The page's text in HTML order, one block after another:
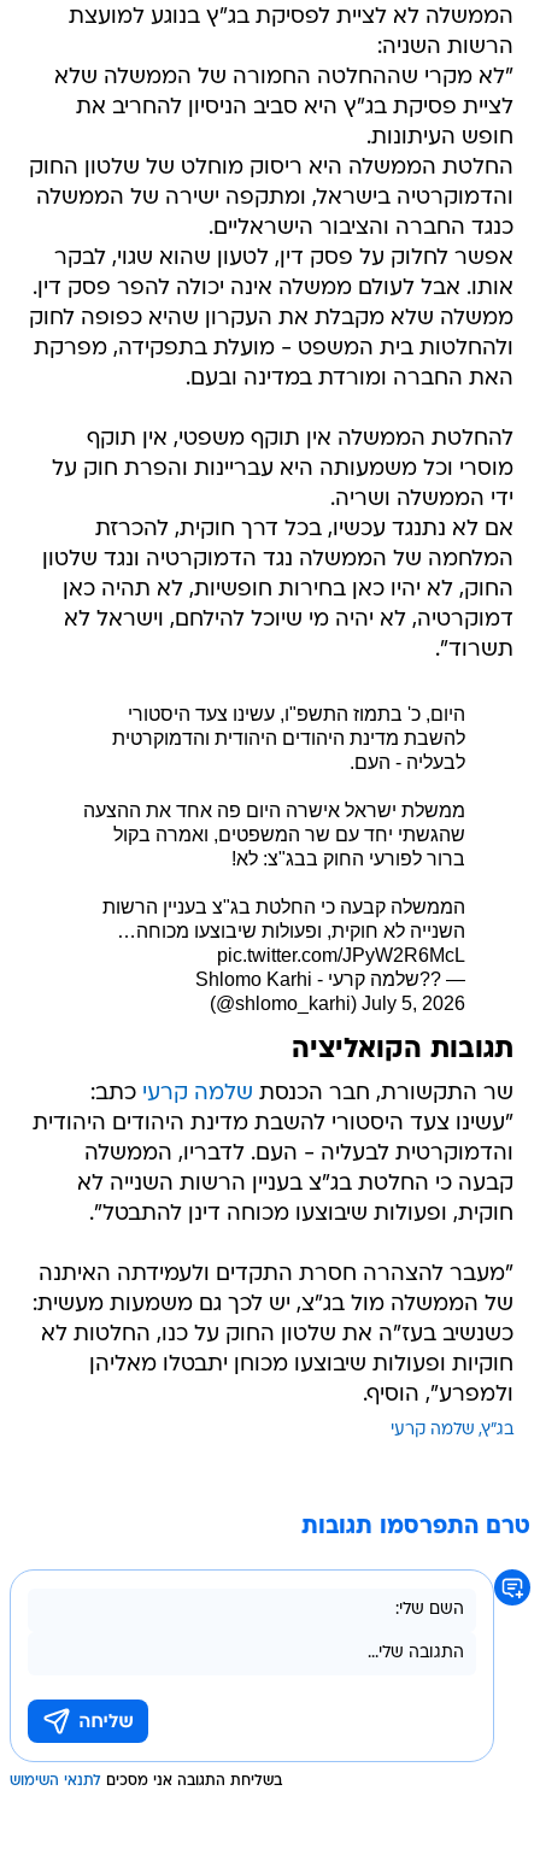
הממשלה לא לציית לפסיקת בג"ץ בנוגע למועצת
הרשות השניה:
"לא מקרי שההחלטה החמורה של הממשלה שלא
לציית פסיקת בג"ץ היא סביב הניסיון להחריב את
חופש העיתונות.
החלטת הממשלה היא ריסוק מוחלט של שלטון החוק
והדמוקרטיה בישראל, ומתקפה ישירה של הממשלה
כנגד החברה והציבור הישראליים.
אפשר לחלוק על פסק דין, לטעון שהוא שגוי, לבקר
אותו. אבל לעולם ממשלה אינה יכולה להפר פסק דין.
ממשלה שלא מקבלת את העקרון שהיא כפופה לחוק
ולהחלטות בית המשפט - מועלת בתפקידה, מפרקת
האת החברה ומורדת במדינה ובעם.
להחלטת הממשלה אין תוקף משפטי, אין תוקף
מוסרי וכל משמעותה היא עבריינות והפרת חוק על
ידי הממשלה ושריה.
אם לא נתנגד עכשיו, בכל דרך חוקית, להכרזת
המלחמה של הממשלה נגד הדמוקרטיה ונגד שלטון
החוק, לא יהיו כאן בחירות חופשיות, לא תהיה כאן
דמוקרטיה, לא יהיה מי שיוכל להילחם, וישראל לא
תשרוד".
היום, כ' בתמוז התשפ"ו, עשינו צעד היסטורי
להשבת מדינת היהודים היהודית והדמוקרטית
לבעליה - העם.
ממשלת ישראל אישרה היום פה אחד את ההצעה
שהגשתי יחד עם שר המשפטים, ואמרה בקול
ברור לפורעי החוק בבג"צ: לא!
הממשלה קבעה כי החלטת בג"צ בעניין הרשות
השנייה לא חוקית, ופעולות שיבוצעו מכוחה…
pic.twitter.com/JPyW2R6McL
— ??שלמה קרעי - Shlomo Karhi
(@shlomo_karhi) July 5, 2026
תגובות הקואליציה
שר התקשורת, חבר הכנסת שלמה קרעי כתב:
"עשינו צעד היסטורי להשבת מדינת היהודים היהודית
והדמוקרטית לבעליה - העם. לדבריו, הממשלה
קבעה כי החלטת בג"צ בעניין הרשות השנייה לא
חוקית, ופעולות שיבוצעו מכוחה דינן להתבטל".
"מעבר להצהרה חסרת התקדים ולעמידתה האיתנה
של הממשלה מול בג"צ, יש לכך גם משמעות מעשית:
כשנשיב בעז"ה את שלטון החוק על כנו, החלטות לא
חוקיות ופעולות שיבוצעו מכוחן יתבטלו מאליהן
ולמפרע", הוסיף.
בג"ץ שלמה קרעי
טרם התפרסמו תגובות
בשליחת התגובה אני מסכים לתנאי השימוש